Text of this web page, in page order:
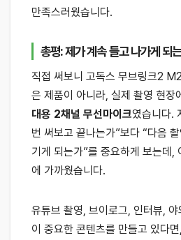
만족스러웠습니다.
총평: 제가 계속 들고 나가게 되
직접 써보니 고독스 무브링크2
은 제품이 아니라, 실제 촬영 현장
대용 2채널 무선마이크였습니다.
번 써보고 끝나는가”보다 “다음
기게 되는가”를 중요하게 보는데,
에 가까웠습니다.
유튜브 촬영, 브이로그, 인터뷰,
이 중요한 콘텐츠를 만들고 있다면,